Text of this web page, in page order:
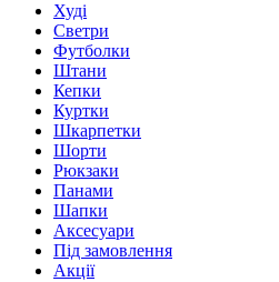
Худі
Светри
Футболки
Штани
Кепки
Куртки
Шкарпетки
Шорти
Рюкзаки
Панами
Шапки
Аксесуари
Під замовлення
Акції